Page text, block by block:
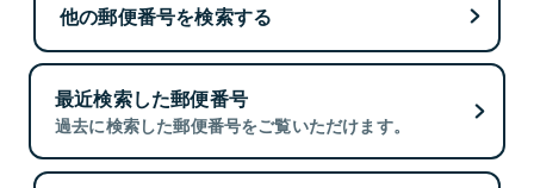
他の郵便番号を検索する
最近検索した郵便番号
過去に検索した郵便番号をご覧いただけます。